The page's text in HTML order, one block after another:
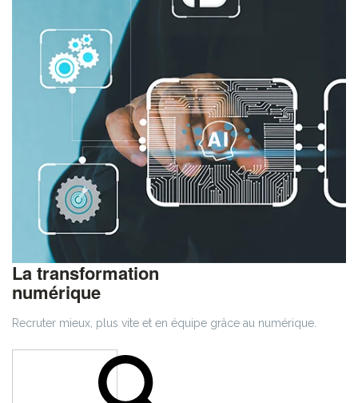
La transformation
numérique
Recruter mieux, plus vite et en équipe grâce au numérique.